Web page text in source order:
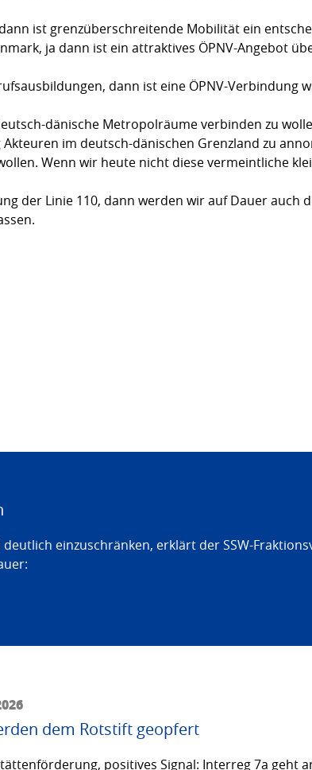
ist grenzüberschreitende Mobilität ein
ja dann ist ein attraktives ÖPNV-Angebot
dann ist eine ÖPNV-Verbindung
dänische Metropolräume verbinden zu
im deutsch-dänischen Grenzland zu
Wenn wir heute nicht diese vermeintliche
der Linie 110, dann werden wir auf Dauer auch
einzuschränken, erklärt der SSW-
dem Rotstift geopfert
positives Signal: Interreg 7a geht